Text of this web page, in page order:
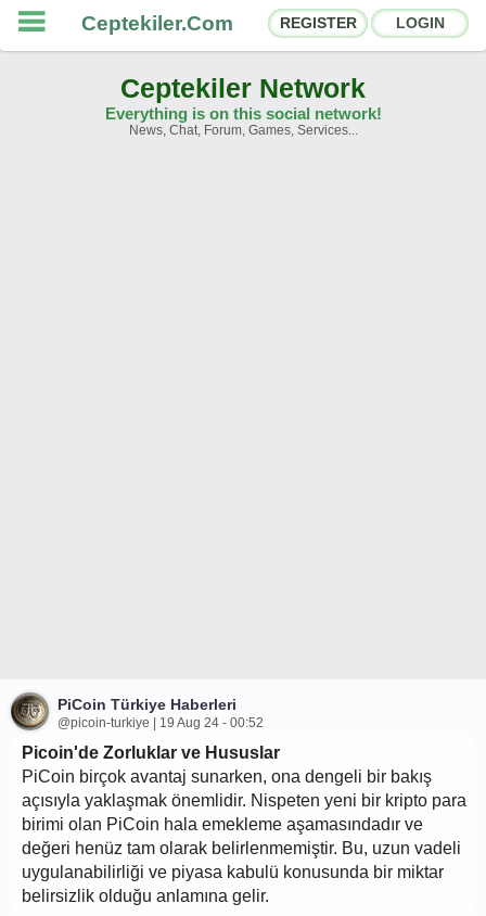
Ceptekiler.Com REGISTER LOGIN
Ceptekiler Network
Everything is on this social network!
News, Chat, Forum, Games, Services...
PiCoin Türkiye Haberleri
@picoin-turkiye | 19 Aug 24 - 00:52
Picoin'de Zorluklar ve Hususlar
PiCoin birçok avantaj sunarken, ona dengeli bir bakış
açısıyla yaklaşmak önemlidir. Nispeten yeni bir kripto para
birimi olan PiCoin hala emekleme aşamasındadır ve
değeri henüz tam olarak belirlenmemiştir. Bu, uzun vadeli
uygulanabilirliği ve piyasa kabulü konusunda bir miktar
belirsizlik olduğu anlamına gelir.